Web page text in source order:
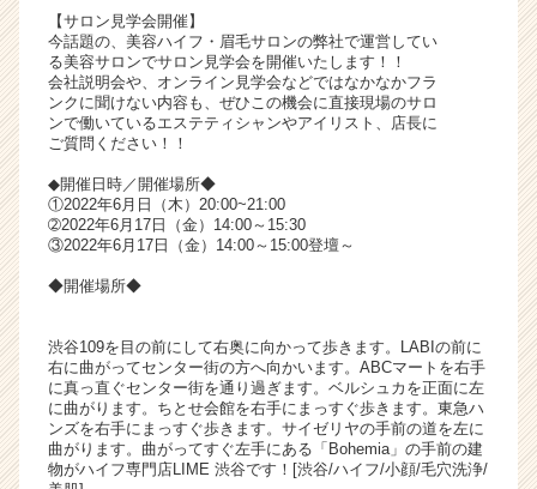
サ
イ
ト
チ
キ
ャ
リ
ア
e
C
a
r
e
【サロン見学会開催】
今話題の、美容ハイフ・眉毛サロンの弊社で運営してい
る美容サロンでサロン見学会を開催いたします！！
会社説明会や、オンライン見学会などではなかなかフラ
ンクに聞けない内容も、ぜひこの機会に直接現場のサロ
ンで働いているエステティシャンやアイリスト、店長に
ご質問ください！！
◆開催日時／開催場所◆
①2022年6月日（木）20:00~21:00
➁2022年6月17日（金）14:00～15:30
③2022年6月17日（金）14:00～15:00登壇～
◆開催場所◆
渋谷109を目の前にして右奥に向かって歩きます。LABIの前に
右に曲がってセンター街の方へ向かいます。ABCマートを右手
に真っ直ぐセンター街を通り過ぎます。ベルシュカを正面に左
に曲がります。ちとせ会館を右手にまっすぐ歩きます。東急ハ
ンズを右手にまっすぐ歩きます。サイゼリヤの手前の道を左に
曲がります。曲がってすぐ左手にある「Bohemia」の手前の建
物がハイフ専門店LIME 渋谷です！[渋谷/ハイフ/小顔/毛穴洗浄/